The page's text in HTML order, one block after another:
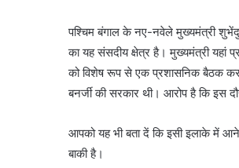
पश्चिम बंगाल के नए-नवेले मुख्यमंत्री
का यह संसदीय क्षेत्र है। मुख्यमंत्री यहां
को विशेष रूप से एक प्रशासनिक बैठक
बनर्जी की सरकार थी। आरोप है कि इस
आपको यह भी बता दें कि इसी इलाके में आने
बाकी है।